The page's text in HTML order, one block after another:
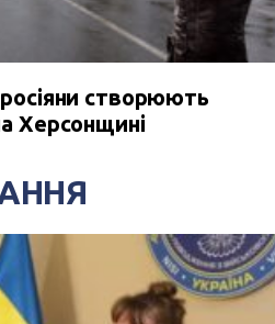
створюють
Херсонщині